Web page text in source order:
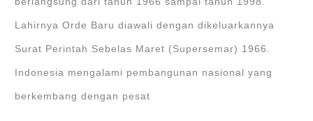
Lahirnya Orde Baru diawali dengan dikeluarkannya
Surat Perintah Sebelas Maret (Supersemar) 1966.
Indonesia mengalami pembangunan nasional yang
berkembang dengan pesat